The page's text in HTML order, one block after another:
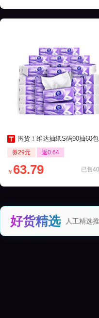
囤货！维达抽纸S码90抽60包
券29元 返0.64
已售
￥ 63.79
好货精选 人工精选